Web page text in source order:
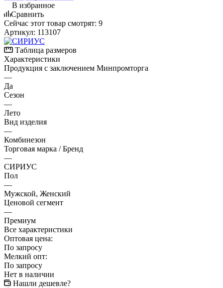
В избранное
Сравнить
Сейчас этот товар смотрят: 9
Артикул: 113107
Таблица размеров
Характеристики
Продукция с заключением Минпромторга
—
Да
Сезон
—
Лето
Вид изделия
—
Комбинезон
Торговая марка / Бренд
—
СИРИУС
Пол
—
Мужской, Женский
Ценовой сегмент
—
Премиум
Все характеристики
Оптовая цена:
По запросу
Мелкий опт:
По запросу
Нет в наличии
Нашли дешевле?